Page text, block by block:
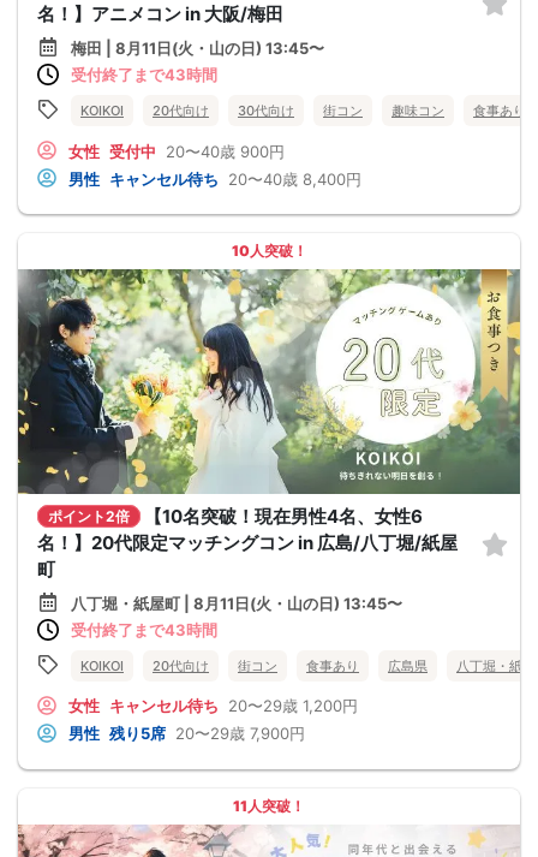
名！】アニメコン in 大阪/梅田
梅田 | 8月11日(火・山の日) 13:45〜
受付終了まで43時間
KOIKOI 20代向け 30代向け 街コン 趣味コン 食事あり
女性 受付中 20〜40歳 900円
男性 キャンセル待ち 20〜40歳 8,400円
10人突破！
ポイント2倍
【10名突破！現在男性4名、女性6
名！】20代限定マッチングコン in 広島/八丁堀/紙屋
町
八丁堀・紙屋町 | 8月11日(火・山の日) 13:45〜
受付終了まで43時間
KOIKOI 20代向け 街コン 食事あり 広島県 八丁堀・紙
女性 キャンセル待ち 20〜29歳 1,200円
男性 残り5席 20〜29歳 7,900円
11人突破！